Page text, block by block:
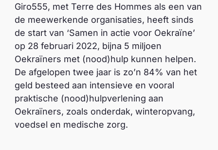
Giro555, met Terre des Hommes als een van
de meewerkende organisaties, heeft sinds
de start van ‘Samen in actie voor Oekraïne’
op 28 februari 2022, bijna 5 miljoen
Oekraïners met (nood)hulp kunnen helpen.
De afgelopen twee jaar is zo’n 84% van het
geld besteed aan intensieve en vooral
praktische (nood)hulpverlening aan
Oekraïners, zoals onderdak, winteropvang,
voedsel en medische zorg.